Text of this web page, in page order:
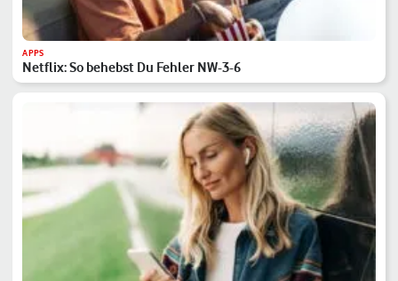
APPS
Netflix: So behebst Du Fehler NW-3-6